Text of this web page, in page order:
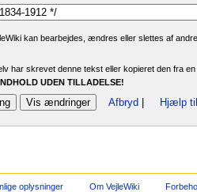
kan bearbejdes, ændres eller slettes af
har skrevet denne tekst eller kopieret den fra
UDEN TILLADELSE!
Afbryd Hjælp
oplysninger Om VejleWiki